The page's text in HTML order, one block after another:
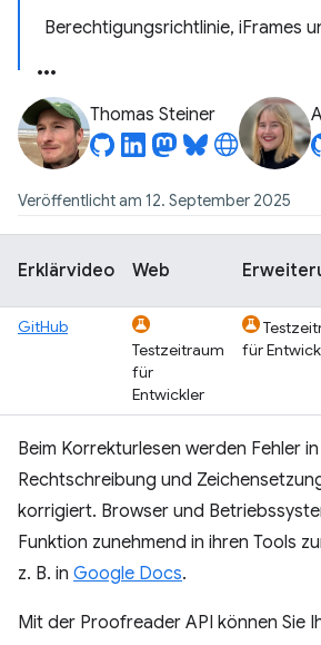
Berechtigungsrichtlinie, iFrames
Thomas Steiner
Veröffentlicht am 12. September 2025
Erklärvideo Web
GitHub
Testzeitraum
für
Entwickler
für
Beim Korrekturlesen werden Fehler
Rechtschreibung und
korrigiert. Browser und
Funktion zunehmend in ihren Tools
z. B. in Google Docs.
Mit der Proofreader API können Sie